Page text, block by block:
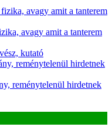
avagy amit a tanterem
avagy amit a tanterem
kutató
reménytelenül hirdetnek
reménytelenül hirdetnek